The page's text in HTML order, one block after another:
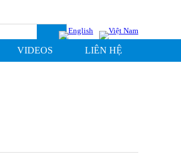
VIDEOS LIÊN HỆ